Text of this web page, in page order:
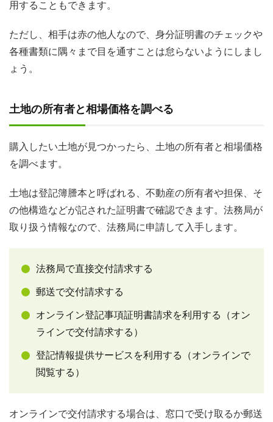
用することもできます。
ただし、相手は赤の他人なので、身分証明書のチェックや
各種書類に隅々まで目を通すことは怠らないようにしまし
ょう。
土地の所有者と相場価格を調べる
購入したい土地が見つかったら、土地の所有者と相場価格
を調べます。
土地は登記簿謄本と呼ばれる、不動産の所有者や担保、そ
の他構造などが記された証明書で確認できます。法務局が
取り扱う情報なので、法務局に申請して入手します。
法務局で直接交付請求する
郵送で交付請求する
オンライン登記事項証明書請求を利用する（オン
ラインで交付請求する）
登記情報提供サービスを利用する（オンラインで
閲覧する）
オンラインで交付請求する場合は、窓口で受け取るか郵送